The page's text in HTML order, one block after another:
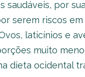
saudáveis, por
serem riscos em
laticínios e
muito
dieta ocidental